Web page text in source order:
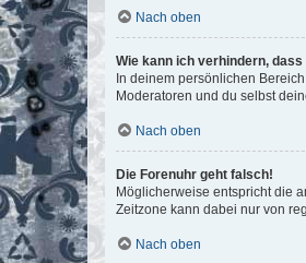
Nach oben
Wie kann ich verhindern,
In deinem persönlichen
Moderatoren und du selbst
Nach oben
Die Forenuhr geht falsch!
Möglicherweise entspricht die
Zeitzone kann dabei nur von
Nach oben